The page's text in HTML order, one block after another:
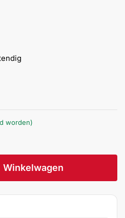
worden)
Winkelwagen